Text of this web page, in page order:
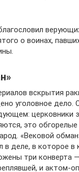
о воинах,
вскрытия
уголовное дело.
церковники
это обгорелые
«Вековой
в деле, в которое в
три конверта —
и актом-